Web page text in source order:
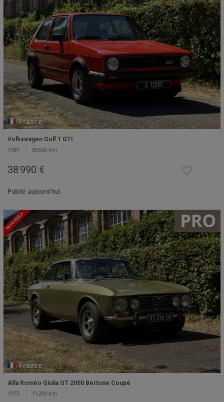
France
Volkswagen Golf 1 GTI
1981 80500 km
38 990 €
Publié aujourd'hui
NOUVEAU
France
Alfa Roméo Giulia GT 2000 Bertone Coupé
1975 11200 km